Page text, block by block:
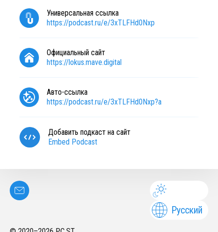
Универсальная ссылка
https://podcast.ru/e/3xTLFHd0Nxp
Официальный сайт
https://lokus.mave.digital
Авто-ссылка
https://podcast.ru/e/3xTLFHd0Nxp?a
Добавить подкаст на сайт
Embed Podcast
Русский